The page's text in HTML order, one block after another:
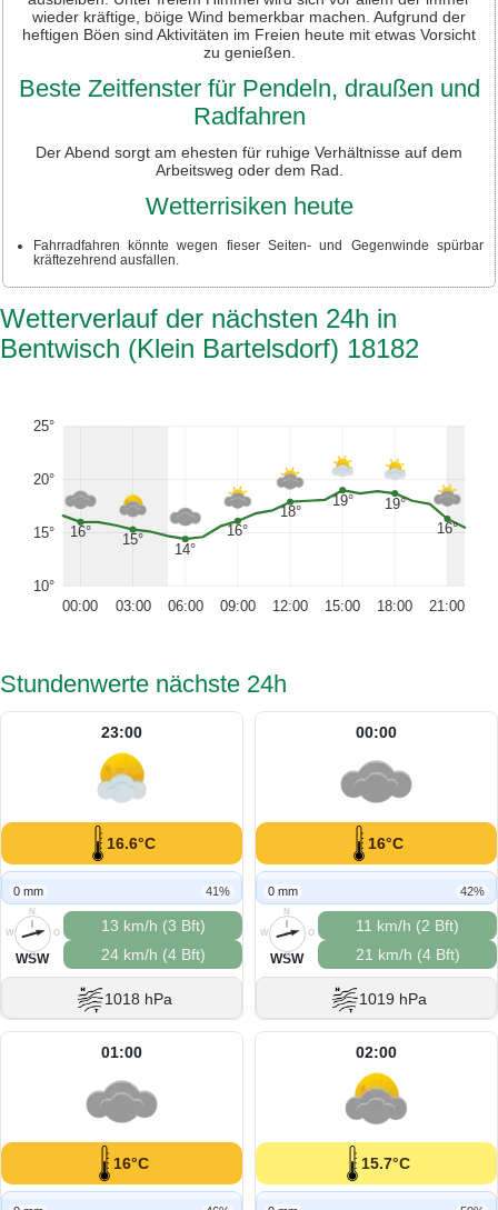
wieder kräftige, böige Wind bemerkbar machen. Aufgrund der
heftigen Böen sind Aktivitäten im Freien heute mit etwas Vorsicht
zu genießen.
Beste Zeitfenster für Pendeln, draußen und
Radfahren
Der Abend sorgt am ehesten für ruhige Verhältnisse auf dem
Arbeitsweg oder dem Rad.
Wetterrisiken heute
Fahrradfahren könnte wegen fieser Seiten- und Gegenwinde spürbar
kräftezehrend ausfallen.
Wetterverlauf der nächsten 24h in
Bentwisch (Klein Bartelsdorf) 18182
10°
15°
20°
25°
16° 15°
14°
16°
18°
19°
19°
16°
00:00 03:00 06:00 09:00 12:00 15:00 18:00 21:00
Stundenwerte nächste 24h
23:00
16.6°C
0 mm 41%
N
O
S
W
WSW
13 km/h (3 Bft)
24 km/h (4 Bft)
1018 hPa
00:00
16°C
0 mm 42%
N
O
S
W
WSW
11 km/h (2 Bft)
21 km/h (4 Bft)
1019 hPa
01:00
16°C
02:00
15.7°C